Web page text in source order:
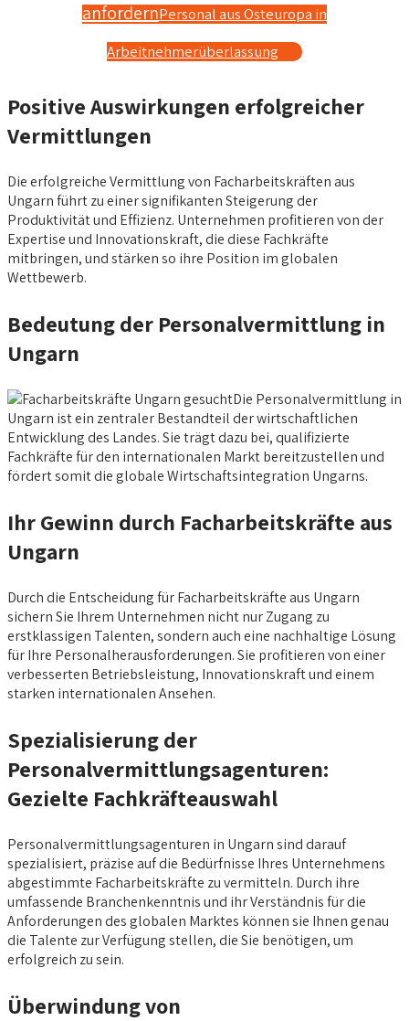
anfordernPersonal aus Osteuropa in
Arbeitnehmerüberlassung
Positive Auswirkungen erfolgreicher
Vermittlungen
Die erfolgreiche Vermittlung von Facharbeitskräften aus
Ungarn führt zu einer signifikanten Steigerung der
Produktivität und Effizienz. Unternehmen profitieren von der
Expertise und Innovationskraft, die diese Fachkräfte
mitbringen, und stärken so ihre Position im globalen
Wettbewerb.
Bedeutung der Personalvermittlung in
Ungarn
Die Personalvermittlung in
Ungarn ist ein zentraler Bestandteil der wirtschaftlichen
Entwicklung des Landes. Sie trägt dazu bei, qualifizierte
Fachkräfte für den internationalen Markt bereitzustellen und
fördert somit die globale Wirtschaftsintegration Ungarns.
Ihr Gewinn durch Facharbeitskräfte aus
Ungarn
Durch die Entscheidung für Facharbeitskräfte aus Ungarn
sichern Sie Ihrem Unternehmen nicht nur Zugang zu
erstklassigen Talenten, sondern auch eine nachhaltige Lösung
für Ihre Personalherausforderungen. Sie profitieren von einer
verbesserten Betriebsleistung, Innovationskraft und einem
starken internationalen Ansehen.
Spezialisierung der
Personalvermittlungsagenturen:
Gezielte Fachkräfteauswahl
Personalvermittlungsagenturen in Ungarn sind darauf
spezialisiert, präzise auf die Bedürfnisse Ihres Unternehmens
abgestimmte Facharbeitskräfte zu vermitteln. Durch ihre
umfassende Branchenkenntnis und ihr Verständnis für die
Anforderungen des globalen Marktes können sie Ihnen genau
die Talente zur Verfügung stellen, die Sie benötigen, um
erfolgreich zu sein.
Überwindung von